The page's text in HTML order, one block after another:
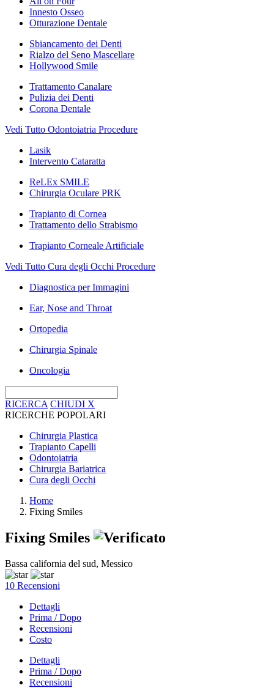
Innesto Osseo
Otturazione Dentale
Sbiancamento dei Denti
Rialzo del Seno Mascellare
Hollywood Smile
Trattamento Canalare
Pulizia dei Denti
Corona Dentale
Vedi Tutto Odontoiatria Procedure
Lasik
Intervento Cataratta
ReLEx SMILE
Chirurgia Oculare PRK
Trapianto di Cornea
Trattamento dello Strabismo
Trapianto Corneale Artificiale
Vedi Tutto Cura degli Occhi Procedure
Diagnostica per Immagini
Ear, Nose and Throat
Ortopedia
Chirurgia Spinale
Oncologia
RICERCA CHIUDI X
RICERCHE POPOLARI
Chirurgia Plastica
Trapianto Capelli
Odontoiatria
Chirurgia Bariatrica
Cura degli Occhi
Home
Fixing Smiles
Fixing Smiles
Bassa california del sud, Messico
10 Recensioni
Dettagli
Prima / Dopo
Recensioni
Costo
Dettagli
Prima / Dopo
Recensioni